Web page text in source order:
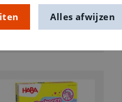
Alles afwijzen